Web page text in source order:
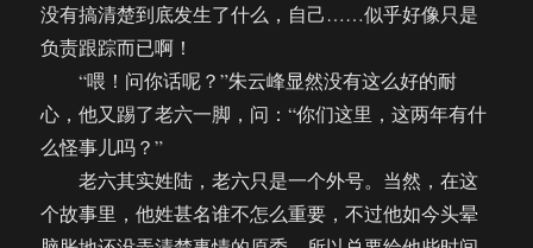
没有搞清楚到底发生了什么，自己……似乎好像只是
负责跟踪而已啊！
“喂！问你话呢？”朱云峰显然没有这么好的耐
心，他又踢了老六一脚，问：“你们这里，这两年有什
么怪事儿吗？”
老六其实姓陆，老六只是一个外号。当然，在这
个故事里，他姓甚名谁不怎么重要，不过他如今头晕